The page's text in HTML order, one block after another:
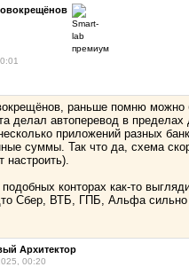
раньше помню можно
делал автоперевод в пределах
приложений разных
суммы. Так что да, схема
настроить).
конторах как-то
Сбер, ВТБ, ГПБ, Альфа сильно
Архитектор
00:20